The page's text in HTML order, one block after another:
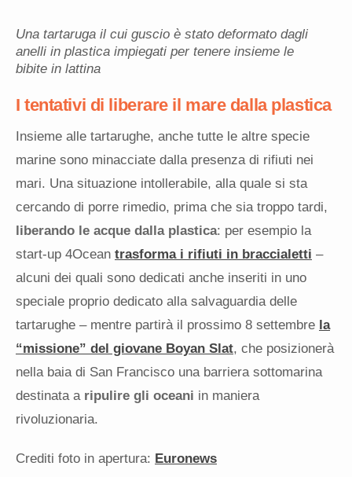
Una tartaruga il cui guscio è stato deformato dagli
anelli in plastica impiegati per tenere insieme le
bibite in lattina
I tentativi di liberare il mare dalla plastica
Insieme alle tartarughe, anche tutte le altre specie
marine sono minacciate dalla presenza di rifiuti nei
mari. Una situazione intollerabile, alla quale si sta
cercando di porre rimedio, prima che sia troppo tardi,
liberando le acque dalla plastica: per esempio la
start-up 4Ocean trasforma i rifiuti in braccialetti –
alcuni dei quali sono dedicati anche inseriti in uno
speciale proprio dedicato alla salvaguardia delle
tartarughe – mentre partirà il prossimo 8 settembre la
“missione” del giovane Boyan Slat, che posizionerà
nella baia di San Francisco una barriera sottomarina
destinata a ripulire gli oceani in maniera
rivoluzionaria.
Crediti foto in apertura: Euronews